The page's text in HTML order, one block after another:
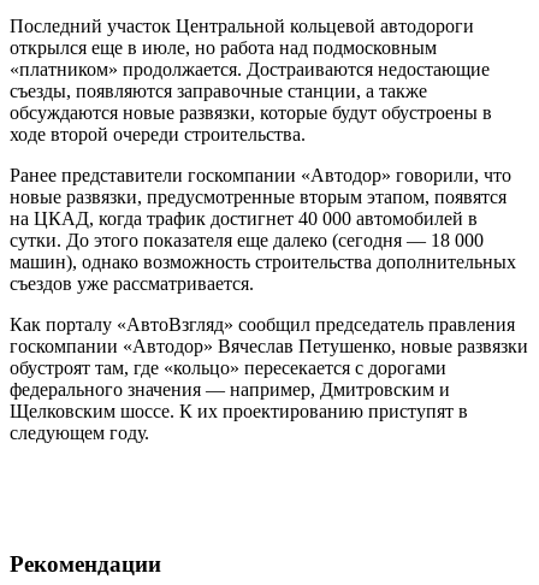
Последний участок Центральной кольцевой автодороги
открылся еще в июле, но работа над подмосковным
«платником» продолжается. Достраиваются недостающие
съезды, появляются заправочные станции, а также
обсуждаются новые развязки, которые будут обустроены в
ходе второй очереди строительства.
Ранее представители госкомпании «Автодор» говорили, что
новые развязки, предусмотренные вторым этапом, появятся
на ЦКАД, когда трафик достигнет 40 000 автомобилей в
сутки. До этого показателя еще далеко (сегодня — 18 000
машин), однако возможность строительства дополнительных
съездов уже рассматривается.
Как порталу «АвтоВзгляд» сообщил председатель правления
госкомпании «Автодор» Вячеслав Петушенко, новые развязки
обустроят там, где «кольцо» пересекается с дорогами
федерального значения — например, Дмитровским и
Щелковским шоссе. К их проектированию приступят в
следующем году.
Рекомендации